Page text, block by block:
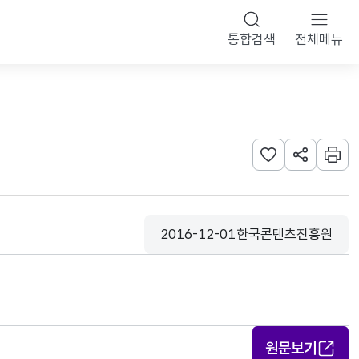
통합검색 전체메뉴
관심사 등록하기
URL 공유하
인쇄
등록일
2016-12-01
수집기관
한국콘텐츠진흥원
원문보기